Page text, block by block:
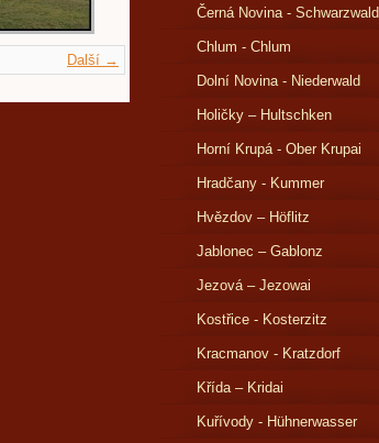
Další →
Černá Novina - Schwarzwald
Chlum - Chlum
Dolní Novina - Niederwald
Holičky – Hultschken
Horní Krupá - Ober Krupai
Hradčany - Kummer
Hvězdov – Höflitz
Jablonec – Gablonz
Jezová – Jezowai
Kostřice - Kosterzitz
Kracmanov - Kratzdorf
Křída – Kridai
Kuřívody - Hühnerwasser